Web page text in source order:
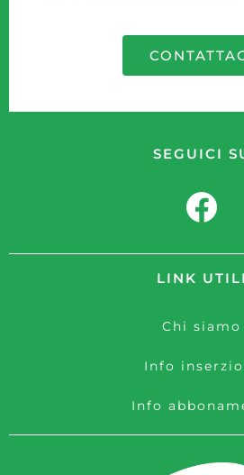
LINK UTILI
Chi siamo
Info
Info
SEGUICI